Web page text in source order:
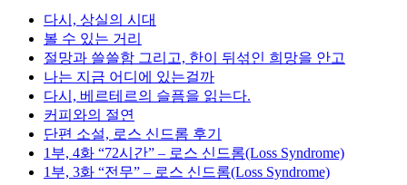
다시, 상실의 시대
볼 수 있는 거리
절망과 쓸쓸함 그리고, 한이 뒤섞인 희망을 안고
나는 지금 어디에 있는걸까
다시, 베르테르의 슬픔을 읽는다.
커피와의 절연
단편 소설, 로스 신드롬 후기
1부, 4화 “72시간” – 로스 신드롬(Loss Syndrome)
1부, 3화 “전무” – 로스 신드롬(Loss Syndrome)